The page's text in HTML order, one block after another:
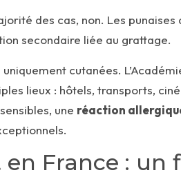
des cas, non. Les
secondaire liée au grattage.
cutanées. L’
lieux : hôtels, transports,
une réaction
France : un